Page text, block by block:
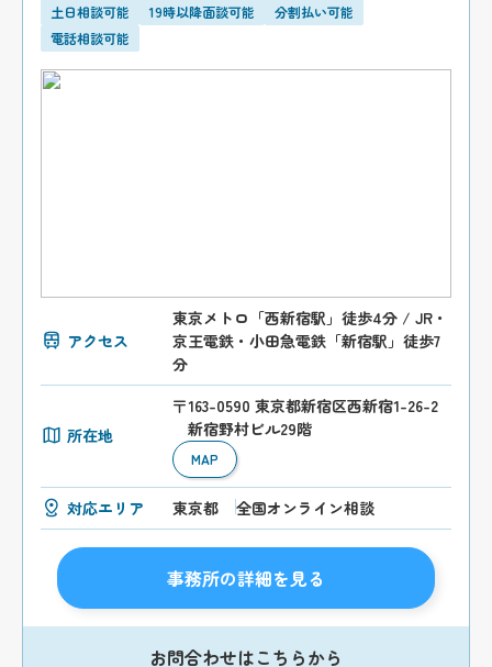
土日相談可能 19時以降面談可能
分割払い可能
電話相談可能
アクセス
東京メトロ「西新宿駅」徒歩4分 / JR・
京王電鉄・小田急電鉄「新宿駅」徒歩7
分
所在地
〒163-0590 東京都新宿区西新宿1-26-2
新宿野村ビル29階
MAP
対応エリア 東京都 全国オンライン相談
事務所の詳細を見る
お問合わせはこちらから